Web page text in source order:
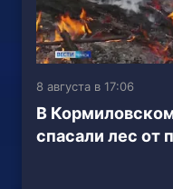
8 августа в 17:06
В
спасали лес от